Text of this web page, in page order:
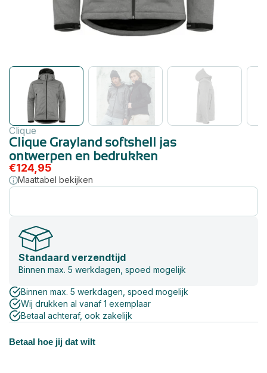
Clique
Clique Grayland softshell jas
ontwerpen en bedrukken
€124,95
Maattabel bekijken
Standaard verzendtijd
Binnen max. 5 werkdagen, spoed mogelijk
Binnen max. 5 werkdagen, spoed mogelijk
Wij drukken al vanaf 1 exemplaar
Betaal achteraf, ook zakelijk
Betaal hoe jij dat wilt